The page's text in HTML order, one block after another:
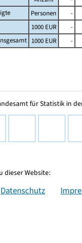
Personen -
1000 EUR -
1000 EUR -
für Statistik in
dieser Website:
Datenschutz